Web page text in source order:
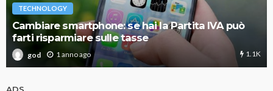
TECHNOLOGY
Cambiare smartphone: se hai la Partita IVA può
farti risparmiare sulle tasse
god 1 anno ago 1.1K
ADS